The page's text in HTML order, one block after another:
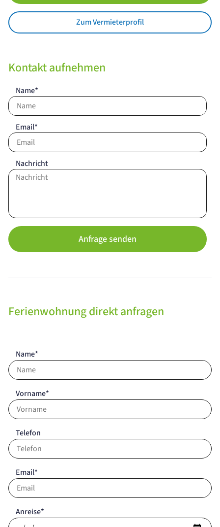
Zum Vermieterprofil
Kontakt aufnehmen
Name*
Email*
Nachricht
Anfrage senden
Ferienwohnung direkt anfragen
Name*
Vorname*
Telefon
Email*
Anreise*